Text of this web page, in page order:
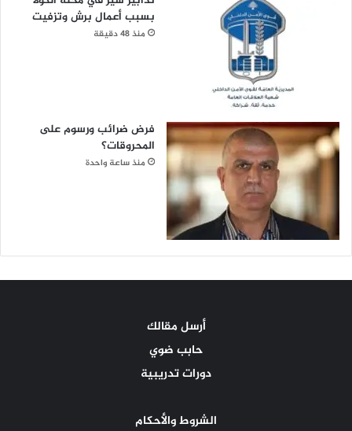
بسبب أعمال برش وتزفيت
منذ 48 دقيقة
فرض ضرائب ورسوم على
المحروقات؟
منذ ساعة واحدة
أرسل مقالك
حابب ضوي
دورات تدريبية
الشروط والأحكام